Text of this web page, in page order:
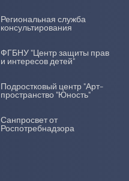
Региональная служба
консультирования
ФГБНУ "Центр защиты прав
и интересов детей"
Подростковый центр "Арт-
пространство "Юность"
Санпросвет от
Роспотребнадзора